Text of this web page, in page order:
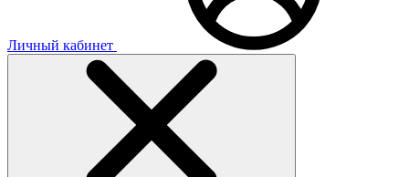
Личный кабинет